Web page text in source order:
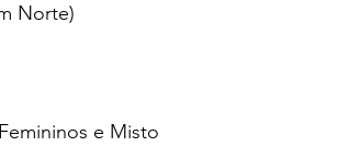
Norte)
e Misto